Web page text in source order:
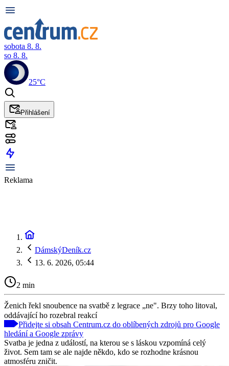
sobota 8. 8.
so 8. 8.
25°C
Přihlášení
Reklama
DámskýDeník.cz
13. 6. 2026, 05:44
2 min
Ženich řekl snoubence na svatbě z legrace „ne". Brzy toho litoval,
oddávající ho rozebral reakcí
Přidejte si obsah Centrum.cz do oblíbených zdrojů pro Google
hledání a Google zprávy
Svatba je jedna z událostí, na kterou se s láskou vzpomíná celý
život. Sem tam se ale najde někdo, kdo se rozhodne krásnou
atmosféru zničit.